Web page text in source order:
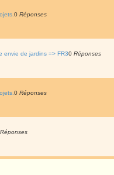
0 Réponses
envie de jardins => FR30 Réponses
0 Réponses
Réponses